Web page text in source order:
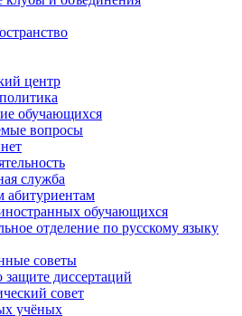
центр
обучающихся
вопросы
служба
обучающихся
отделение по русскому языку
советы
диссертаций
совет
учёных